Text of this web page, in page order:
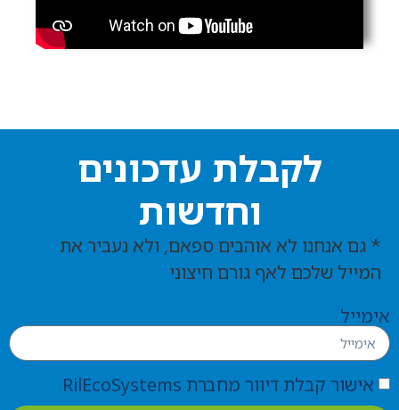
לקבלת עדכונים
וחדשות
* גם אנחנו לא אוהבים ספאם, ולא נעביר את
המייל שלכם לאף גורם חיצוני
אימייל
אישור קבלת דיוור מחברת RilEcoSystems